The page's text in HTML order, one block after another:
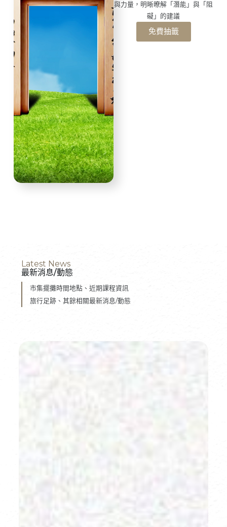
與力量，明晰暸解「潛能」與「阻
礙」的建議
免費抽籤
Latest News
最新消息/動態
市集擺攤時間地點、近期課程資訊
旅行足跡、其餘相關最新消息/動態